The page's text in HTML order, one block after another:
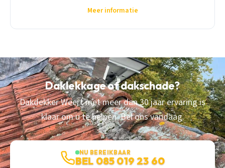
Meer informatie
Daklekkage of dakschade?
Dakdekker Weert met meer dan 30 jaar ervaring is
klaar om u te helpen. Bel ons vandaag.
NU BEREIKBAAR
BEL 085 019 23 60